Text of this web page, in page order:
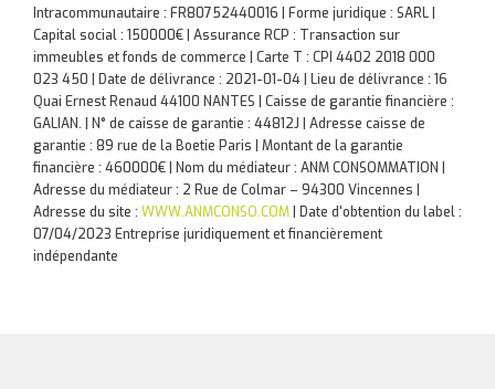
Intracommunautaire : FR80752440016 | Forme juridique : SARL |
Capital social : 150000€ | Assurance RCP : Transaction sur
immeubles et fonds de commerce | Carte T : CPI 4402 2018 000
023 450 | Date de délivrance : 2021-01-04 | Lieu de délivrance : 16
Quai Ernest Renaud 44100 NANTES | Caisse de garantie financière :
GALIAN. | N° de caisse de garantie : 44812J | Adresse caisse de
garantie : 89 rue de la Boetie Paris | Montant de la garantie
financière : 460000€ | Nom du médiateur : ANM CONSOMMATION |
Adresse du médiateur : 2 Rue de Colmar – 94300 Vincennes |
Adresse du site : WWW.ANMCONSO.COM | Date d'obtention du label :
07/04/2023 Entreprise juridiquement et financièrement
indépendante